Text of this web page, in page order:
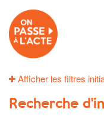
Afficher les filtres
Recherche